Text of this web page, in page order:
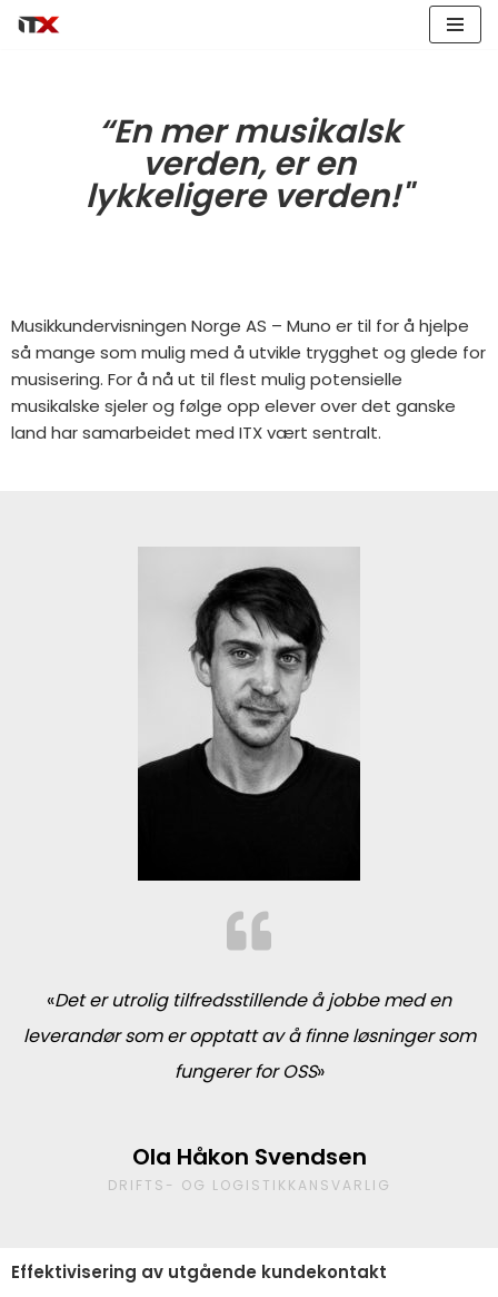
“En mer musikalsk
verden, er en
lykkeligere verden!"
Musikkundervisningen Norge AS – Muno er til for å hjelpe
så mange som mulig med å utvikle trygghet og glede for
musisering. For å nå ut til flest mulig potensielle
musikalske sjeler og følge opp elever over det ganske
land har samarbeidet med ITX vært sentralt.
«Det er utrolig tilfredsstillende å jobbe med en
leverandør som er opptatt av å finne løsninger som
fungerer for OSS»
Ola Håkon Svendsen
DRIFTS- OG LOGISTIKKANSVARLIG
Effektivisering av utgående kundekontakt